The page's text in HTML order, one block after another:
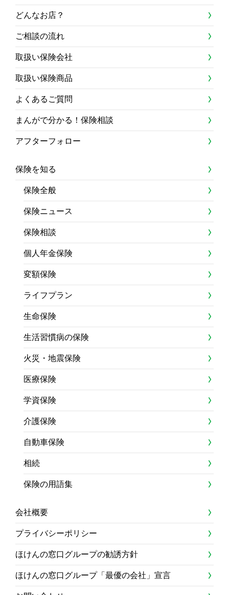
どんなお店？
ご相談の流れ
取扱い保険会社
取扱い保険商品
よくあるご質問
まんがで分かる！保険相談
アフターフォロー
保険を知る
保険全般
保険ニュース
保険相談
個人年金保険
変額保険
ライフプラン
生命保険
生活習慣病の保険
火災・地震保険
医療保険
学資保険
介護保険
自動車保険
相続
保険の用語集
会社概要
プライバシーポリシー
ほけんの窓口グループの勧誘方針
ほけんの窓口グループ「最優の会社」宣言